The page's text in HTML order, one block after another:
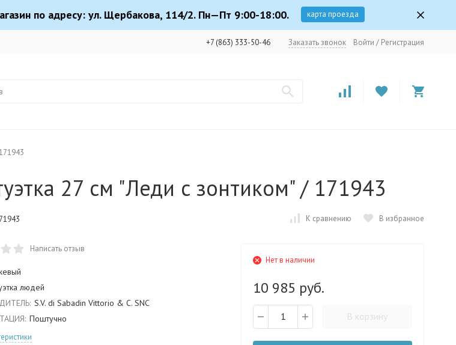
по адресу: ул. Щербакова, 114/2. Пн—Пт 9:00-18:00. карта проезда
+7 (863) 333-50-46 Заказать звонок Войти / Регистрация
27 см "Леди с зонтиком" / 171943
К сравнению В избранное
Написать отзыв
людей
S.V. di Sabadin Vittorio & C. SNC
Поштучно
Нет в наличии
10 985 руб.
В корзину